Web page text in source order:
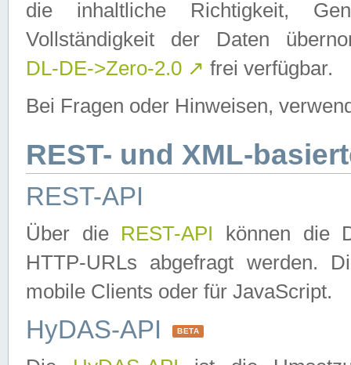
die inhaltliche Richtigkeit,
Vollständigkeit der Daten
DL-DE->Zero-2.0 ↗ frei verfügbar.
Bei Fragen oder Hinweisen,
REST- und XML-
REST-API
Über die REST-API können die
HTTP-URLs abgefragt werden.
mobile Clients oder für JavaScript.
HyDAS-API BETA